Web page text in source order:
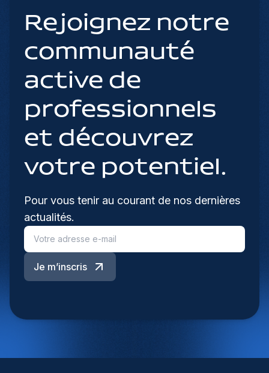
Rejoignez notre
communauté
active de
professionnels
et découvrez
votre potentiel.
Pour vous tenir au courant de nos dernières
actualités.
Je m’inscris